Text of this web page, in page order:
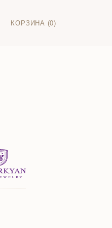
КОРЗИНА (0)